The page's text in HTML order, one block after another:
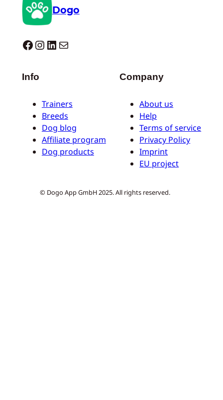
Dogo
Dogo facebook InstagramLinkedIn Correo electrónico
Info
Trainers
Breeds
Dog blog
Affiliate program
Dog products
Company
About us
Help
Terms of service
Privacy Policy
Imprint
EU project
© Dogo App GmbH 2025. All rights reserved.